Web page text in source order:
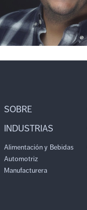
SOBRE
INDUSTRIAS
Alimentación y Bebidas
Automotriz
Manufacturera